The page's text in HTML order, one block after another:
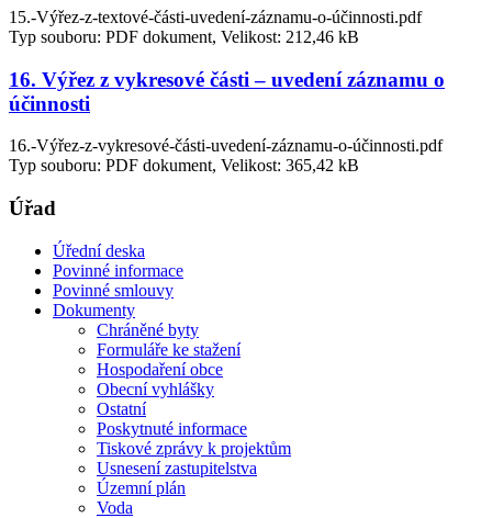
15.-Výřez-z-textové-části-uvedení-záznamu-o-účinnosti.pdf
Typ souboru: PDF dokument, Velikost: 212,46 kB
16. Výřez z vykresové části – uvedení záznamu o
účinnosti
16.-Výřez-z-vykresové-části-uvedení-záznamu-o-účinnosti.pdf
Typ souboru: PDF dokument, Velikost: 365,42 kB
Úřad
Úřední deska
Povinné informace
Povinné smlouvy
Dokumenty
Chráněné byty
Formuláře ke stažení
Hospodaření obce
Obecní vyhlášky
Ostatní
Poskytnuté informace
Tiskové zprávy k projektům
Usnesení zastupitelstva
Územní plán
Voda